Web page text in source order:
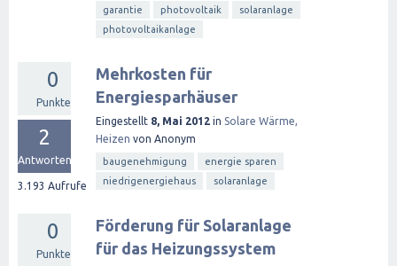
garantie
photovoltaik
solaranlage
photovoltaikanlage
0
Punkte
2
Antworten
3.193 Aufrufe
Mehrkosten für
Energiesparhäuser
Eingestellt 8, Mai 2012 in Solare Wärme,
Heizen von Anonym
baugenehmigung
energie sparen
niedrigenergiehaus
solaranlage
0
Punkte
Förderung für Solaranlage
für das Heizungssystem